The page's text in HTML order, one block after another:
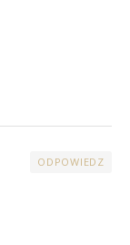
ODPOWIEDZ